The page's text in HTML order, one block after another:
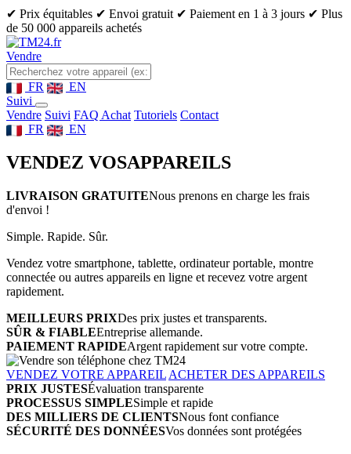
✔ Prix équitables ✔ Envoi gratuit ✔ Paiement en 1 à 3 jours ✔ Plus
de 50 000 appareils achetés
Vendre
FR
EN
Suivi
Vendre Suivi FAQ Achat Tutoriels Contact
FR
EN
VENDEZ VOSAPPAREILS
LIVRAISON GRATUITENous prenons en charge les frais
d'envoi !
Simple. Rapide. Sûr.
Vendez votre smartphone, tablette, ordinateur portable, montre
connectée ou autres appareils en ligne et recevez votre argent
rapidement.
MEILLEURS PRIXDes prix justes et transparents.
SÛR & FIABLEEntreprise allemande.
PAIEMENT RAPIDEArgent rapidement sur votre compte.
VENDEZ VOTRE APPAREIL ACHETER DES APPAREILS
PRIX JUSTESÉvaluation transparente
PROCESSUS SIMPLESimple et rapide
DES MILLIERS DE CLIENTSNous font confiance
SÉCURITÉ DES DONNÉESVos données sont protégées